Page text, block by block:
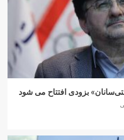
بزودی افتتاح می شود